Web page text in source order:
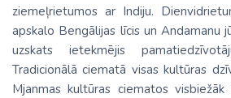
ziemeļrietumos ar Indiju.
apskalo Bengālijas līcis un Andamanu
uzskats ietekmējis
Tradicionālā ciematā visas kultūras
Mjanmas kultūras ciematos